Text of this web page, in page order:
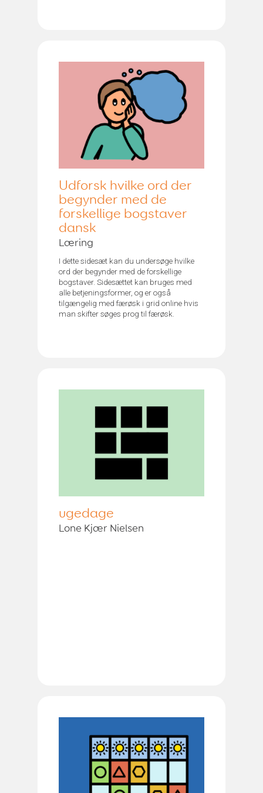
Udforsk hvilke ord der
begynder med de
forskellige bogstaver
dansk
Læring
I dette sidesæt kan du undersøge hvilke
ord der begynder med de forskellige
bogstaver. Sidesættet kan bruges med
alle betjeningsformer, og er også
tilgængelig med færøsk i grid online hvis
man skifter søges prog til færøsk.
ugedage
Lone Kjær Nielsen